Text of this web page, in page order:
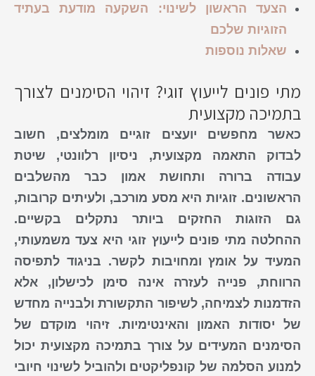
הצעד הראשון לשינוי: השקעה מודעת בעתיד
הזוגיות שלכם
שאלות נוספות
מתי פונים לייעוץ זוגי? זיהוי הסימנים לצורך
בתמיכה מקצועית
כאשר מחפשים יועצים זוגיים מומלצים, חשוב
לבדוק התאמה מקצועית, ניסיון רלוונטי, שיטת
עבודה ברורה ותחושת אמון כבר מהשלבים
הראשונים. זוגיות היא מסע מורכב, ולעיתים קרובות,
גם הזוגות החזקים ביותר נתקלים בקשיים.
ההחלטה מתי פונים לייעוץ זוגי היא צעד משמעותי,
המעיד על אומץ ומחויבות לקשר. בניגוד לתפיסה
הרווחת, פנייה לעזרה אינה סימן לכישלון, אלא
הזדמנות לצמיחה, לשיפור התקשורת ולבנייה מחדש
של יסודות האמון והאינטימיות.זיהוי מוקדם של
הסימנים המעידים על צורך בתמיכה מקצועיתיכול
למנוע הסלמה של קונפליקטים ולהוביל לשינוי חיובי